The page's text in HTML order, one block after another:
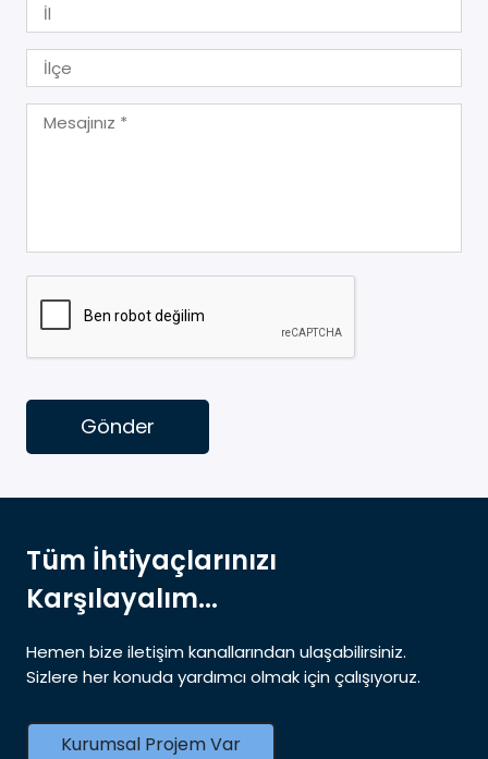
Gönder
Tüm İhtiyaçlarınızı
Karşılayalım...
Hemen bize iletişim kanallarından ulaşabilirsiniz.
Sizlere her konuda yardımcı olmak için çalışıyoruz.
Kurumsal Projem Var